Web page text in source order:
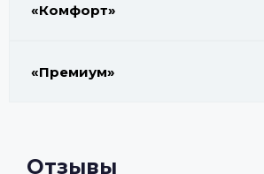
«Комфорт»
«Премиум»
Отзывы